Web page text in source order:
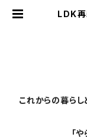
LDK再
これからの暮らし
「